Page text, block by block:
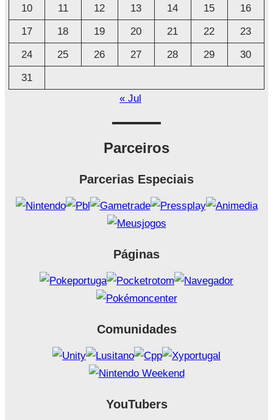
o
10
11 12 13 14 15
16
17
18 19 20 21 22
23
24
25 26 27 28 29
30
31
« Jul
Parceiros
Parcerias Especiais
Páginas
Comunidades
YouTubers